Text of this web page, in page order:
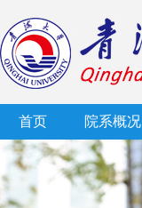
首页 院系概况